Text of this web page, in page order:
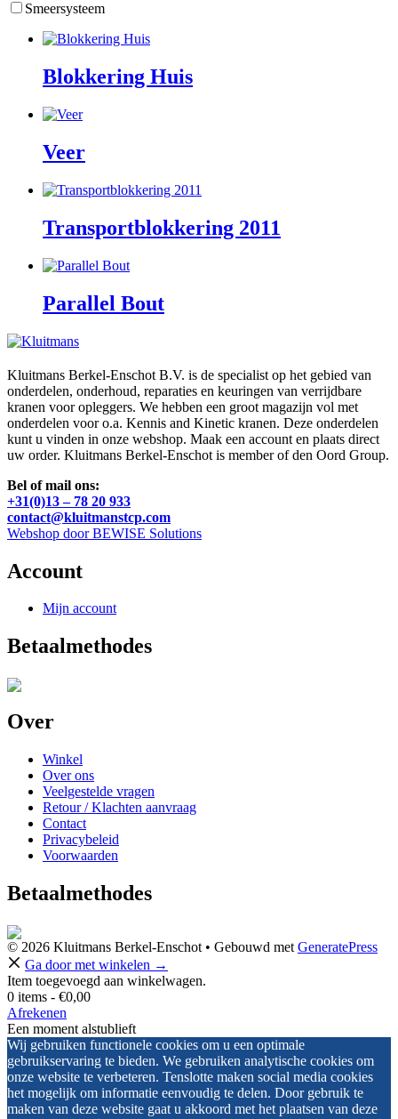
Smeersysteem
Blokkering Huis
Veer
Transportblokkering 2011
Parallel Bout
Kluitmans Berkel-Enschot B.V. is de specialist op het gebied van
onderdelen, onderhoud, reparaties en keuringen van verrijdbare
kranen voor opleggers. We hebben een groot magazijn vol met
onderdelen voor o.a. Kennis and Kinetic kranen. Deze onderdelen
kunt u vinden in onze webshop. Maak een account en plaats direct
uw order. Kluitmans Berkel-Enschot is member of den Oord Group.
Bel of mail ons:
+31(0)13 – 78 20 933
contact@kluitmanstcp.com
Webshop door BEWISE Solutions
Account
Mijn account
Betaalmethodes
Over
Winkel
Over ons
Veelgestelde vragen
Retour / Klachten aanvraag
Contact
Privacybeleid
Voorwaarden
Betaalmethodes
© 2026 Kluitmans Berkel-Enschot • Gebouwd met GeneratePress
Ga door met winkelen →
Item toegevoegd aan winkelwagen.
0 items - €0,00
Afrekenen
Een moment alstublieft
Wij gebruiken functionele cookies om u een optimale
gebruikservaring te bieden. We gebruiken analytische cookies om
onze website te verbeteren. Tenslotte maken social media cookies
het mogelijk om informatie eenvoudig te delen. Door gebruik te
maken van deze website gaat u akkoord met het plaatsen van deze